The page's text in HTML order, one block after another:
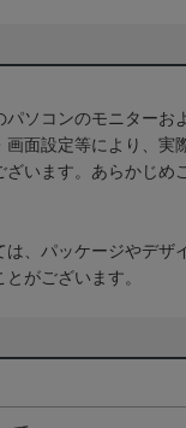
ソコンのモニターお
画面設定等により、実
います。あらかじめ
は、パッケージやデザ
がございます。